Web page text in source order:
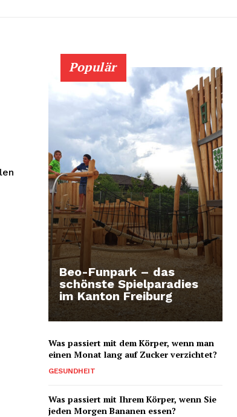
Populär
Beo-Funpark – das
schönste Spielparadies
im Kanton Freiburg
Was passiert mit dem Körper, wenn man
einen Monat lang auf Zucker verzichtet?
GESUNDHEIT
Was passiert mit Ihrem Körper, wenn Sie
jeden Morgen Bananen essen?